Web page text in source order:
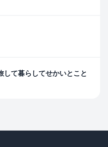
て暮らしてせかいとこと